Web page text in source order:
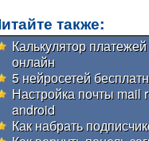
также:
Калькулятор
онлайн
5 нейросетей
Настройка почты mail
android
Как набрать